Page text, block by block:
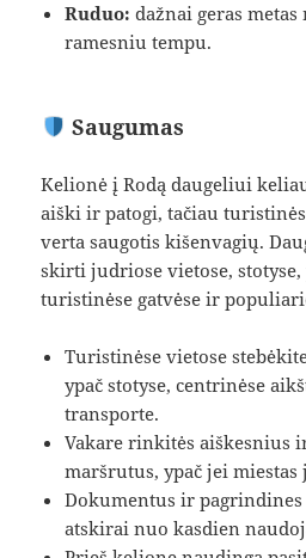
Ruduo: dažnai geras
ramesniu tempu.
Saugumas
Kelionė į Rodą daugeliui
aiški ir patogi, tačiau
verta saugotis kišenvagių.
skirti judriose vietose,
turistinėse gatvėse ir
Turistinėse vietose
ypač stotyse, centrinėse
transporte.
Vakare rinkitės aiškesnius
maršrutus, ypač jei miestas
Dokumentus ir
atskirai nuo kasdien